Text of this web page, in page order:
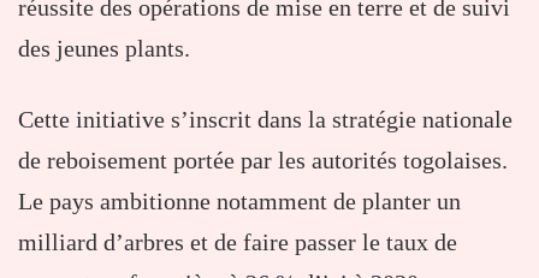
réussite des opérations de mise en terre et de suivi
des jeunes plants.
Cette initiative s’inscrit dans la stratégie nationale
de reboisement portée par les autorités togolaises.
Le pays ambitionne notamment de planter un
milliard d’arbres et de faire passer le taux de